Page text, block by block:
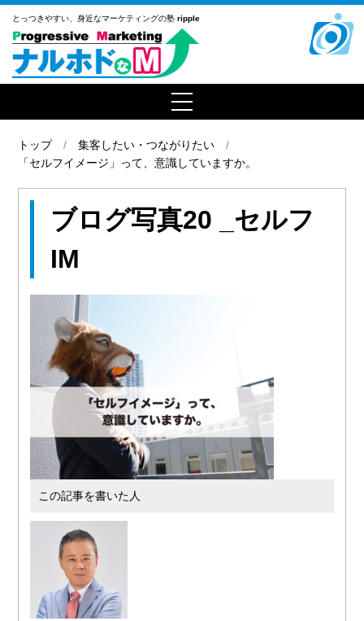
とっつきやすい、 身近なマーケティングの塾 ripple
トップ
集客したい・つながりたい
「セルフイメージ」って、意識していますか。
ブログ写真20 _セルフ
IM
この記事を書いた人